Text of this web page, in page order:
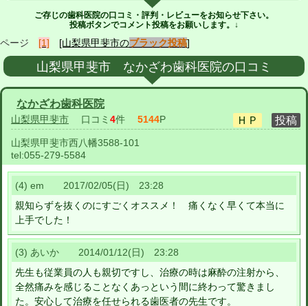
ご存じの歯科医院の口コミ・評判・レビューをお知らせ下さい。
投稿ボタンでコメント投稿をお願いします。↓
ページ [1] [山梨県甲斐市のブラック投稿]
山梨県甲斐市 なかざわ歯科医院の口コミ
なかざわ歯科医院
山梨県甲斐市 口コミ 4件 5144P
山梨県甲斐市西八幡3588-101
tel:055-279-5584
(4) em 2017/02/05(日) 23:28
親知らずを抜くのにすごくオススメ！ 痛くなく早くて本当に
上手でした！
(3) あいか 2014/01/12(日) 23:28
先生も従業員の人も親切ですし、治療の時は麻酔の注射から、
全然痛みを感じることなくあっという間に終わって驚きまし
た。安心して治療を任せられる歯医者の先生です。